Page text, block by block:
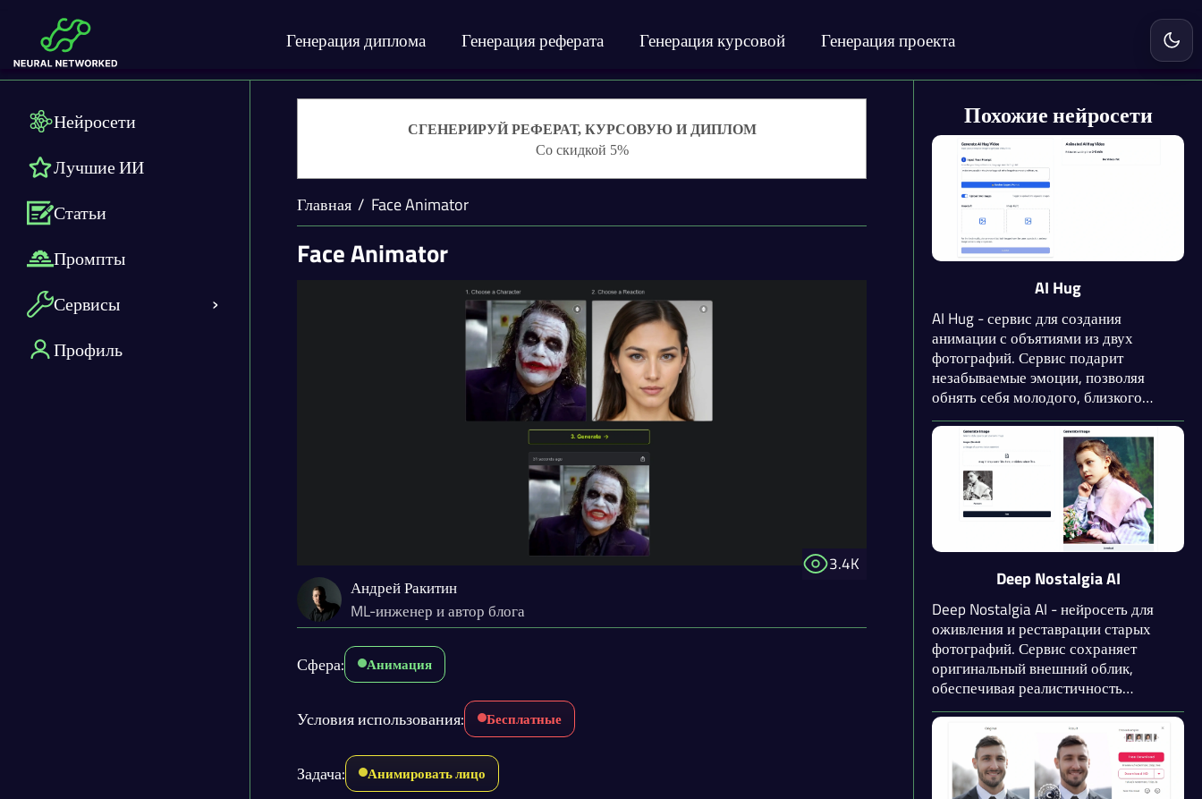
Генерация диплома Генерация реферата Генерация курсовой Генерация проекта
Нейросети
Лучшие ИИ
Статьи
Промпты
Сервисы
Профиль
СГЕНЕРИРУЙ РЕФЕРАТ, КУРСОВУЮ И ДИПЛОМ
Со скидкой 5%
Главная Face Animator
Face Animator
3.4K
Андрей Ракитин
ML-инженер и автор блога
Сфера: Анимация
Условия использования: Бесплатные
Задача: Анимировать лицо
Похожие нейросети
AI Hug
AI Hug - сервис для создания
анимации с объятиями из двух
фотографий. Сервис подарит
незабываемые эмоции, позволяя
обнять себя молодого, близкого
человека и даже знаменитость! Вы
можете использовать текстовые
инструкции для точного описания
желаемых движений. Приложение
работает даже с одной фотографией.
Deep Nostalgia AI
Deep Nostalgia AI - нейросеть для
оживления и реставрации старых
фотографий. Сервис сохраняет
оригинальный внешний облик,
обеспечивая реалистичность
анимации. Присутствует функция для
реставрации старых черно-белых
фотографий. Кроме того, нейросеть
позволяет узнать, как будет выглядеть
будущий ребенок по фото родителей.